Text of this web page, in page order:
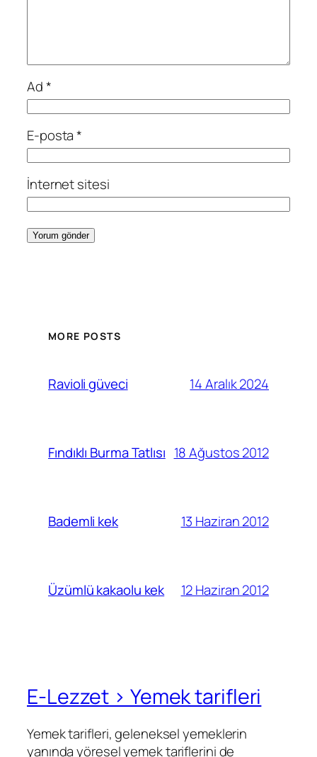
Ad*
E-posta*
İnternet sitesi
MORE POSTS
Ravioli güveci 14 Aralık 2024
Fındıklı Burma Tatlısı 18 Ağustos 2012
Bademli kek 13 Haziran 2012
Üzümlü kakaolu kek 12 Haziran 2012
E-Lezzet › Yemek tarifleri
Yemek tarifleri, geleneksel yemeklerin
yanında yöresel yemek tariflerini de